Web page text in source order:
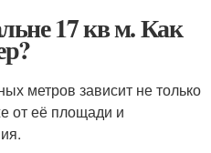
17 кв м. Как
метров зависит не только
от её площади и